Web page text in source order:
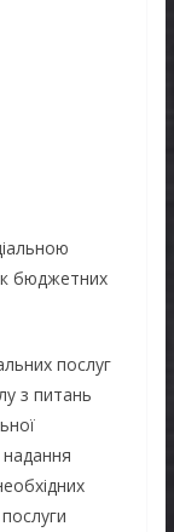
бюджетних
послуг
з питань
надання